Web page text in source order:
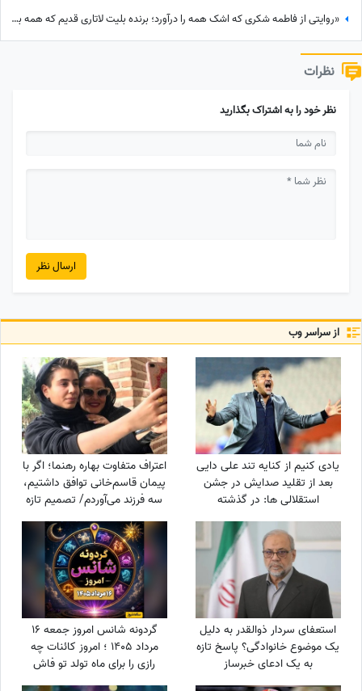
«روایتی از فاطمه شکری که اشک همه را درآورد؛ برنده بلیت لاتاری قدیم که همه برده‌اش را خرج دیگران کرد، اکنون بی‌مهری می‌بیند!»
نظرات
نظر خود را به اشتراک بگذارید
ارسال نظر
از سراسر وب
یادی کنیم از کنایه تند علی دایی
بعد از تقلید صدایش در جشن
استقلالی ها: در گذشته
پادشاهان دلقک‌هایی داشتند که
وظیفه‌شان تقلید صدا و خنداندن
مردم بود+عکس
اعتراف متفاوت بهاره رهنما؛ اگر با
پیمان قاسم‌خانی توافق داشتیم،
سه فرزند می‌آوردم/ تصمیم تازه
برای ازدواج
استعفای سردار ذوالقدر به دلیل
یک موضوع خانوادگی؟ پاسخ تازه
به یک ادعای خبرساز
گردونه شانس امروز جمعه 16
مرداد 1405 ؛ امروز کائنات چه
رازی را برای ماه تولد تو فاش
کرده؟